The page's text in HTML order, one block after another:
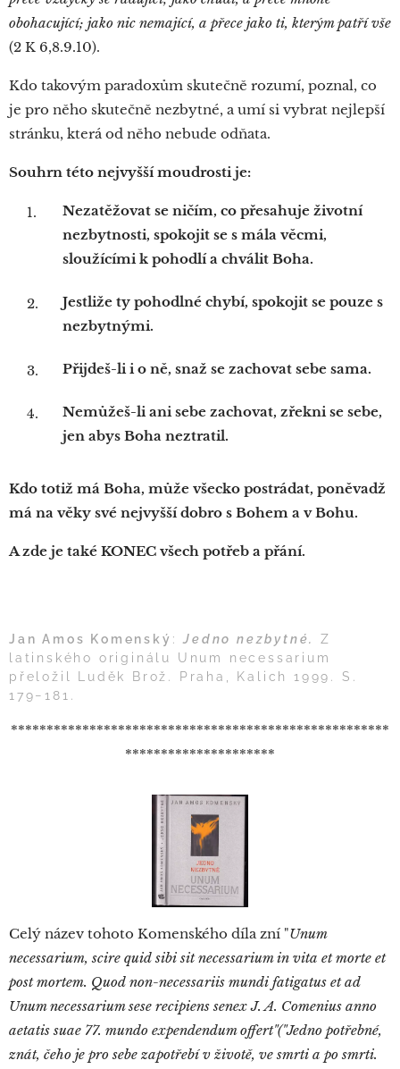
obohacující; jako nic nemající, a přece jako ti, kterým patří vše
(2 K 6,8.9.10).
Kdo takovým paradoxům skutečně rozumí, poznal, co
je pro něho skutečně nezbytné, a umí si vybrat nejlepší
stránku, která od něho nebude odňata.
Souhrn této nejvyšší moudrosti je:
Nezatěžovat se ničím, co přesahuje životní
nezbytnosti, spokojit se s mála věcmi,
sloužícími k pohodlí a chválit Boha.
Jestliže ty pohodlné chybí, spokojit se pouze s
nezbytnými.
Přijdeš-li i o ně, snaž se zachovat sebe sama.
Nemůžeš-li ani sebe zachovat, zřekni se sebe,
jen abys Boha neztratil.
Kdo totiž má Boha, může všecko postrádat, poněvadž
má na věky své nejvyšší dobro s Bohem a v Bohu.
A zde je také KONEC všech potřeb a přání.
Jan Amos Komenský :Jedno nezbytné.
Z
latinského originálu Unum necessarium
přeložil Luděk Brož. Praha, Kalich 1999. S.
179−181.
*****************************************************
*********************
Celý název tohoto Komenského díla zní "Unum
necessarium, scire quid sibi sit necessarium in vita et morte et
post mortem. Quod non-necessariis mundi fatigatus et ad
Unum necessarium sese recipiens senex J. A. Comenius anno
aetatis suae 77. mundo expendendum offert"("Jedno potřebné,
znát, čeho je pro sebe zapotřebí v životě, ve smrti a po smrti.